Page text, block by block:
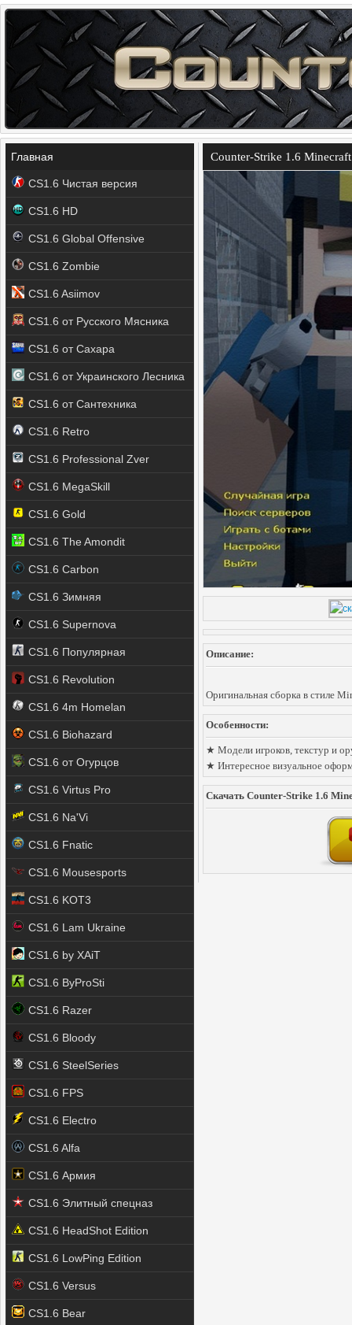
Главная
CS1.6 Чистая версия
CS1.6 HD
CS1.6 Global Offensive
CS1.6 Zombie
CS1.6 Asiimov
CS1.6 от Русского Мясника
CS1.6 от Сахара
CS1.6 от Украинского Лесника
CS1.6 от Сантехника
CS1.6 Retro
CS1.6 Professional Zver
CS1.6 MegaSkill
CS1.6 Gold
CS1.6 The Amondit
CS1.6 Carbon
CS1.6 Зимняя
CS1.6 Supernova
CS1.6 Популярная
CS1.6 Revolution
CS1.6 4m Homelan
CS1.6 Biohazard
CS1.6 от Огурцов
CS1.6 Virtus Pro
CS1.6 Na'Vi
CS1.6 Fnatic
CS1.6 Mousesports
CS1.6 KOT3
CS1.6 Lam Ukraine
CS1.6 by XAiT
CS1.6 ByProSti
CS1.6 Razer
CS1.6 Bloody
CS1.6 SteelSeries
CS1.6 FPS
CS1.6 Electro
CS1.6 Alfa
CS1.6 Армия
CS1.6 Элитный спецназ
CS1.6 HeadShot Edition
CS1.6 LowPing Edition
CS1.6 Versus
CS1.6 Bear
Counter-Strike 1.6 Minecraft
Описание:
Оригинальная сборка в стиле
Особенности:
★ Модели игроков, текстур и
★ Интересное визуальное
Скачать Counter-Strike 1.6